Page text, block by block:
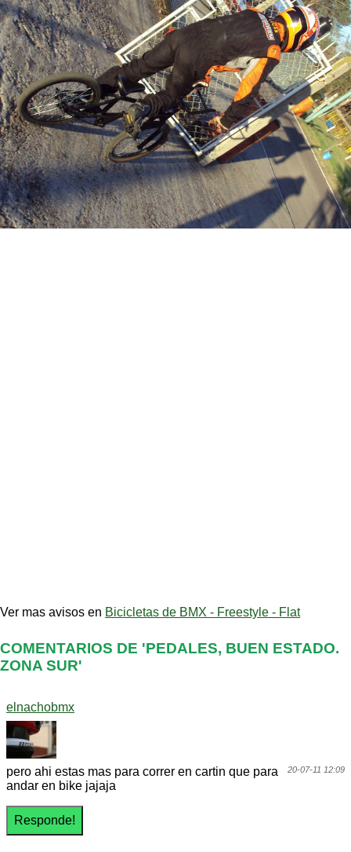
Ver mas avisos en Bicicletas de BMX - Freestyle - Flat
COMENTARIOS DE 'PEDALES, BUEN ESTADO.
ZONA SUR'
elnachobmx
20-07-11 12:09
pero ahi estas mas para correr en cartin que para
andar en bike jajaja